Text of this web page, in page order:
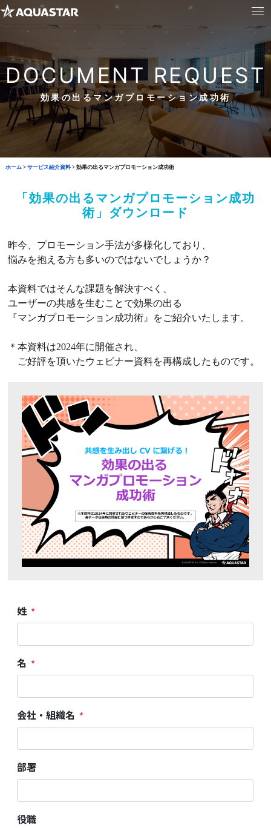
DOCUMENT REQUEST
効果の出るマンガプロモーション成功術
ホーム> サービス紹介資料> 効果の出るマンガプロモーション成功術
「効果の出るマンガプロモーション成功
術」ダウンロード
昨今、プロモーション手法が多様化しており、
悩みを抱える方も多いのではないでしょうか？
本資料ではそんな課題を解決すべく、
ユーザーの共感を生むことで効果の出る
『マンガプロモーション成功術』をご紹介いたします。
＊本資料は2024年に開催され、
ご好評を頂いたウェビナー資料を再構成したものです。